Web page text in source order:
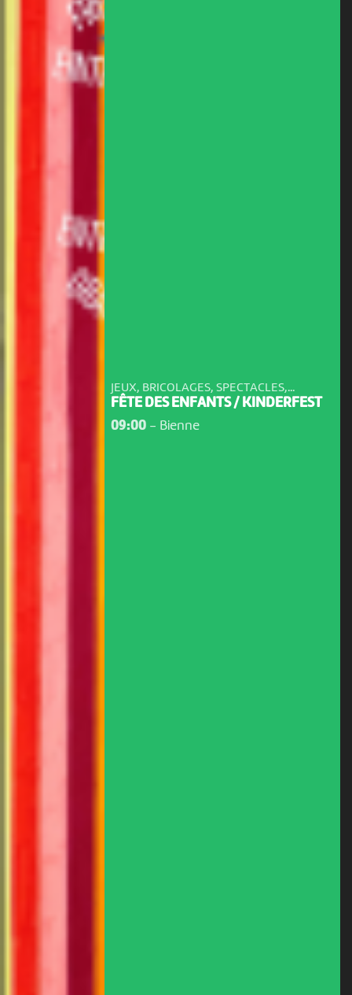
JEUX, BRICOLAGES, SPECTACLES,...
FÊTE DES ENFANTS / KINDERFEST
09:00- Bienne